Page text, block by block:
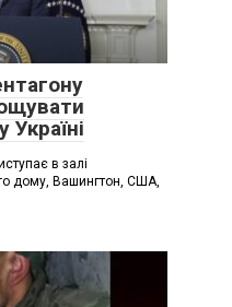
Україні
в залі
дому, Вашингтон, США,